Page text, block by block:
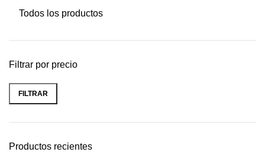
Todos los productos
Filtrar por precio
FILTRAR
Productos recientes